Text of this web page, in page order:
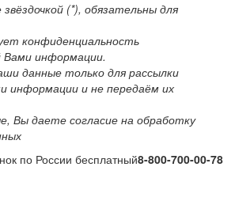
(*), обязательны для
конфиденциальность
Вами информации.
данные только для рассылки
информации и не передаём их
Вы даете согласие на обработку
по России бесплатный8-800-700-00-78